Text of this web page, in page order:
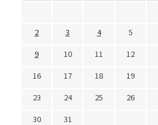
2
3 4 5
9
10 11 12
16
17 18 19
23
24 25 26
30
31